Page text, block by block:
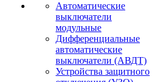
Автоматические
выключатели
модульные
Дифференциальные
автоматические
выключатели (АВДТ)
Устройства защитного